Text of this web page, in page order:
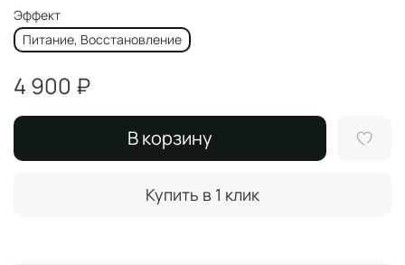
Эффект
Питание, Восстановление
4 900 ₽
В корзину
Купить в 1 клик